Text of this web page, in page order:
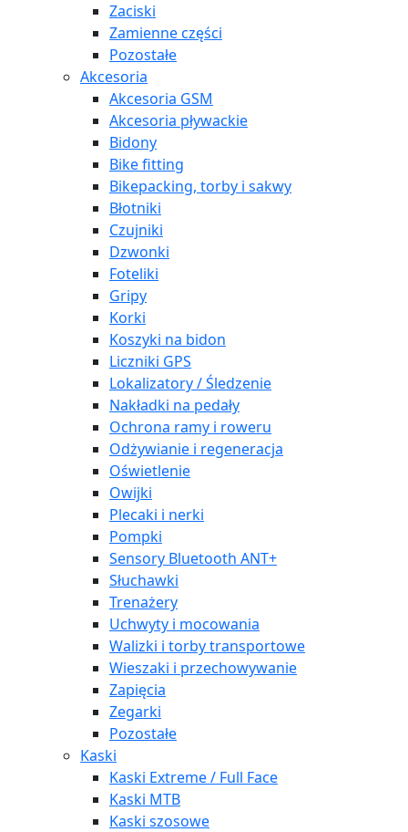
Zaciski
Zamienne części
Pozostałe
Akcesoria
Akcesoria GSM
Akcesoria pływackie
Bidony
Bike fitting
Bikepacking, torby i sakwy
Błotniki
Czujniki
Dzwonki
Foteliki
Gripy
Korki
Koszyki na bidon
Liczniki GPS
Lokalizatory / Śledzenie
Nakładki na pedały
Ochrona ramy i roweru
Odżywianie i regeneracja
Oświetlenie
Owijki
Plecaki i nerki
Pompki
Sensory Bluetooth ANT+
Słuchawki
Trenażery
Uchwyty i mocowania
Walizki i torby transportowe
Wieszaki i przechowywanie
Zapięcia
Zegarki
Pozostałe
Kaski
Kaski Extreme / Full Face
Kaski MTB
Kaski szosowe